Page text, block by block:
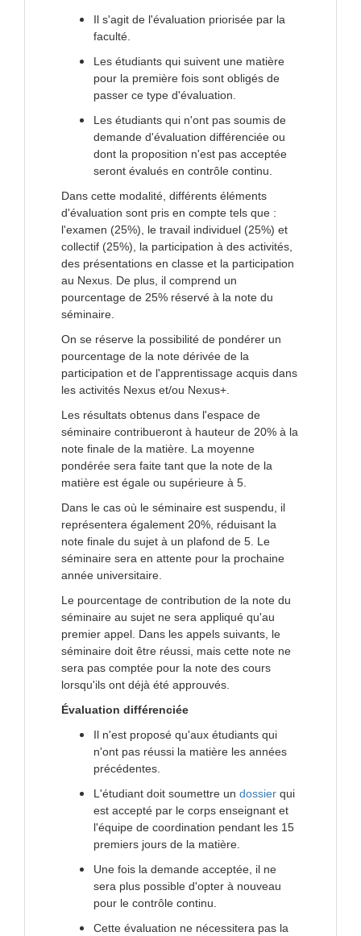
Il s'agit de l'évaluation priorisée par la
faculté.
Les étudiants qui suivent une matière
pour la première fois sont obligés de
passer ce type d'évaluation.
Les étudiants qui n'ont pas soumis de
demande d'évaluation différenciée ou
dont la proposition n'est pas acceptée
seront évalués en contrôle continu.
Dans cette modalité, différents éléments
d'évaluation sont pris en compte tels que :
l'examen (25%), le travail individuel (25%) et
collectif (25%), la participation à des activités,
des présentations en classe et la participation
au Nexus. De plus, il comprend un
pourcentage de 25% réservé à la note du
séminaire.
On se réserve la possibilité de pondérer un
pourcentage de la note dérivée de la
participation et de l'apprentissage acquis dans
les activités Nexus et/ou Nexus+.
Les résultats obtenus dans l'espace de
séminaire contribueront à hauteur de 20% à la
note finale de la matière. La moyenne
pondérée sera faite tant que la note de la
matière est égale ou supérieure à 5.
Dans le cas où le séminaire est suspendu, il
représentera également 20%, réduisant la
note finale du sujet à un plafond de 5. Le
séminaire sera en attente pour la prochaine
année universitaire.
Le pourcentage de contribution de la note du
séminaire au sujet ne sera appliqué qu'au
premier appel. Dans les appels suivants, le
séminaire doit être réussi, mais cette note ne
sera pas comptée pour la note des cours
lorsqu'ils ont déjà été approuvés.
Évaluation différenciée
Il n'est proposé qu'aux étudiants qui
n'ont pas réussi la matière les années
précédentes.
L'étudiant doit soumettre un dossier qui
est accepté par le corps enseignant et
l'équipe de coordination pendant les 15
premiers jours de la matière.
Une fois la demande acceptée, il ne
sera plus possible d'opter à nouveau
pour le contrôle continu.
Cette évaluation ne nécessitera pas la